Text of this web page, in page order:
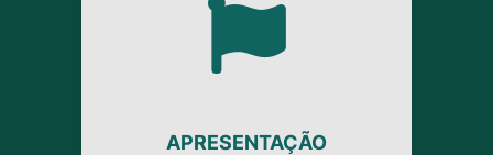
APRESENTAÇÃO